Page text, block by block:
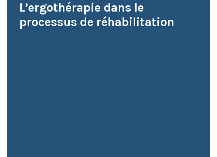
L’ergothérapie dans le
processus de réhabilitation